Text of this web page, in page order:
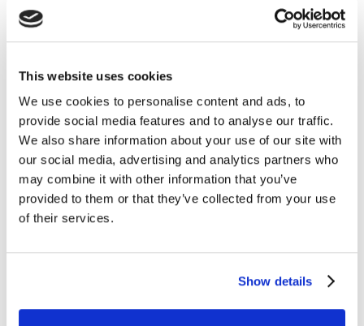
This website uses cookies
We use cookies to personalise content and ads, to
provide social media features and to analyse our traffic.
We also share information about your use of our site with
our social media, advertising and analytics partners who
may combine it with other information that you’ve
provided to them or that they’ve collected from your use
of their services.
Show details
01
Canzoni di Natale in inglese moderne